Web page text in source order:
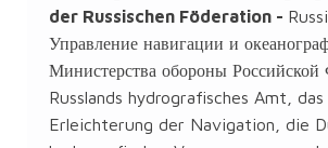
der Russischen Föderation -
Управление навигации и
Министерства обороны Российской
Russlands hydrografisches Amt,
Erleichterung der Navigation, die